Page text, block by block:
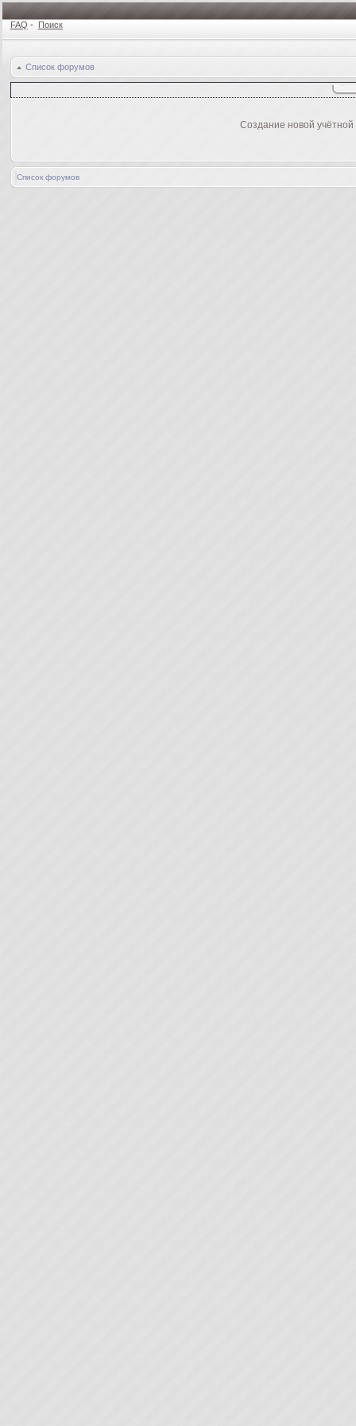
FAQ • Поиск
Список форумов
Создание новой
Список форумов